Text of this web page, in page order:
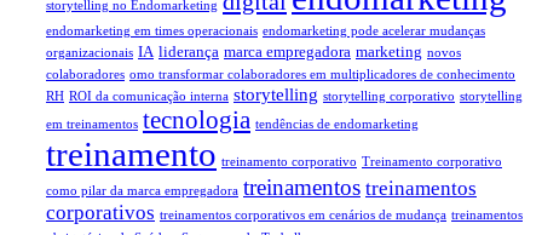
storytelling no Endomarketing
endomarketing em times operacionais endomarketing pode acelerar mudanças
organizacionais IA liderança marca empregadora marketing novos
colaboradores omo transformar colaboradores em multiplicadores de conhecimento
RH ROI da comunicação interna storytelling storytelling corporativo storytelling
em treinamentos tecnologia tendências de endomarketing
treinamento treinamento corporativo Treinamento corporativo
como pilar da marca empregadora treinamentos treinamentos
corporativos treinamentos corporativos em cenários de mudança treinamentos